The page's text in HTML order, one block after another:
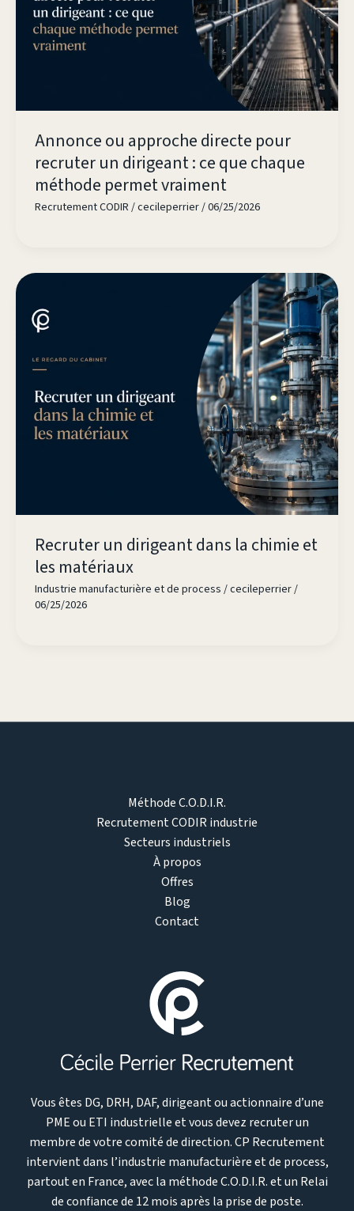
Annonce ou approche directe pour
recruter un dirigeant : ce que chaque
méthode permet vraiment
Recrutement CODIR /cecileperrier/06/25/2026
Recruter un dirigeant dans la chimie et
les matériaux
Industrie manufacturière et de process /cecileperrier/
06/25/2026
Méthode C.O.D.I.R.
Recrutement CODIR industrie
Secteurs industriels
À propos
Offres
Blog
Contact
Vous êtes DG, DRH, DAF, dirigeant ou actionnaire d’une
PME ou ETI industrielle et vous devez recruter un
membre de votre comité de direction. CP Recrutement
intervient dans l’industrie manufacturière et de process,
partout en France, avec la méthode C.O.D.I.R. et un Relai
de confiance de 12 mois après la prise de poste.